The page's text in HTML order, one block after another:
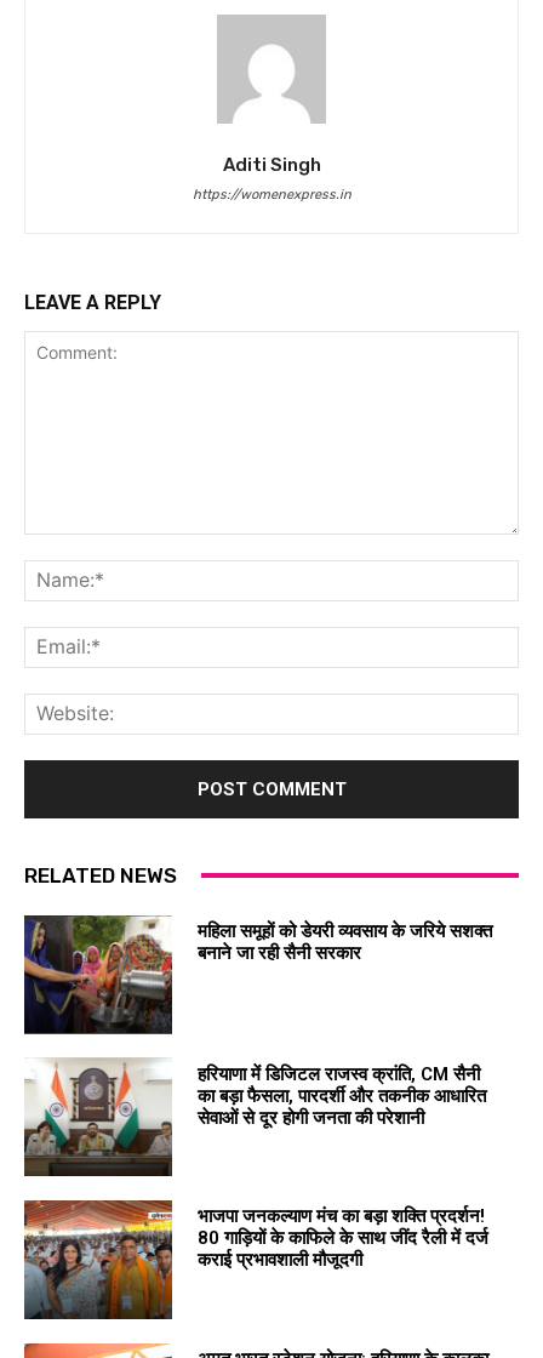
Aditi Singh
https://womenexpress.in
LEAVE A REPLY
RELATED NEWS
महिला समूहों को डेयरी व्यवसाय के जरिये सशक्त
बनाने जा रही सैनी सरकार
हरियाणा में डिजिटल राजस्व क्रांति, CM सैनी
का बड़ा फैसला, पारदर्शी और तकनीक आधारित
सेवाओं से दूर होगी जनता की परेशानी
भाजपा जनकल्याण मंच का बड़ा शक्ति प्रदर्शन!
80 गाड़ियों के काफिले के साथ जींद रैली में दर्ज
कराई प्रभावशाली मौजूदगी